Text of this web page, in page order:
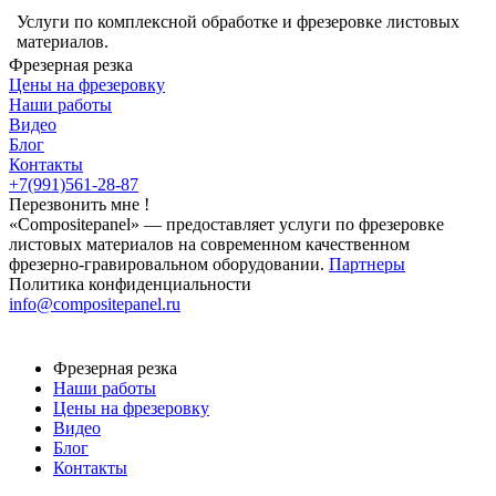
Услуги по комплексной обработке и фрезеровке листовых
материалов.
Фрезерная резка
Цены на фрезеровку
Наши работы
Видео
Блог
Контакты
+7(991)561-28-87
Перезвонить мне !
«Compositepanel» ― предоставляет услуги по фрезеровке
листовых материалов на современном качественном
фрезерно-гравировальном оборудовании. Партнеры
Политика конфиденциальности
info@compositepanel.ru
Фрезерная резка
Наши работы
Цены на фрезеровку
Видео
Блог
Контакты